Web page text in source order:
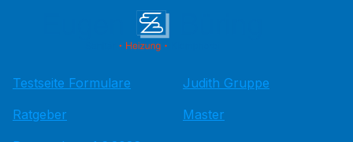
Testseite Formulare
Ratgeber
Judith Gruppe
Master